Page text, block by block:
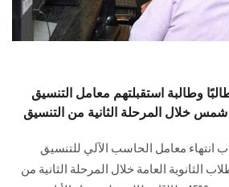
وطالبة استقبلتهم معامل التنسيق
شمس خلال المرحلة الثانية من التنسيق
انتهاء معامل الحاسب الآلي للتنسيق
الثانوية العامة خلال المرحلة الثانية من